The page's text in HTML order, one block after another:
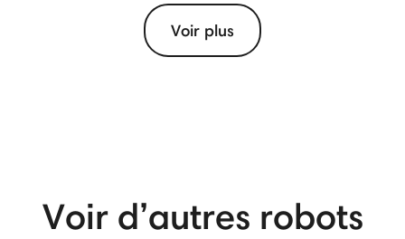
Voir plus
Voir d’autres robots